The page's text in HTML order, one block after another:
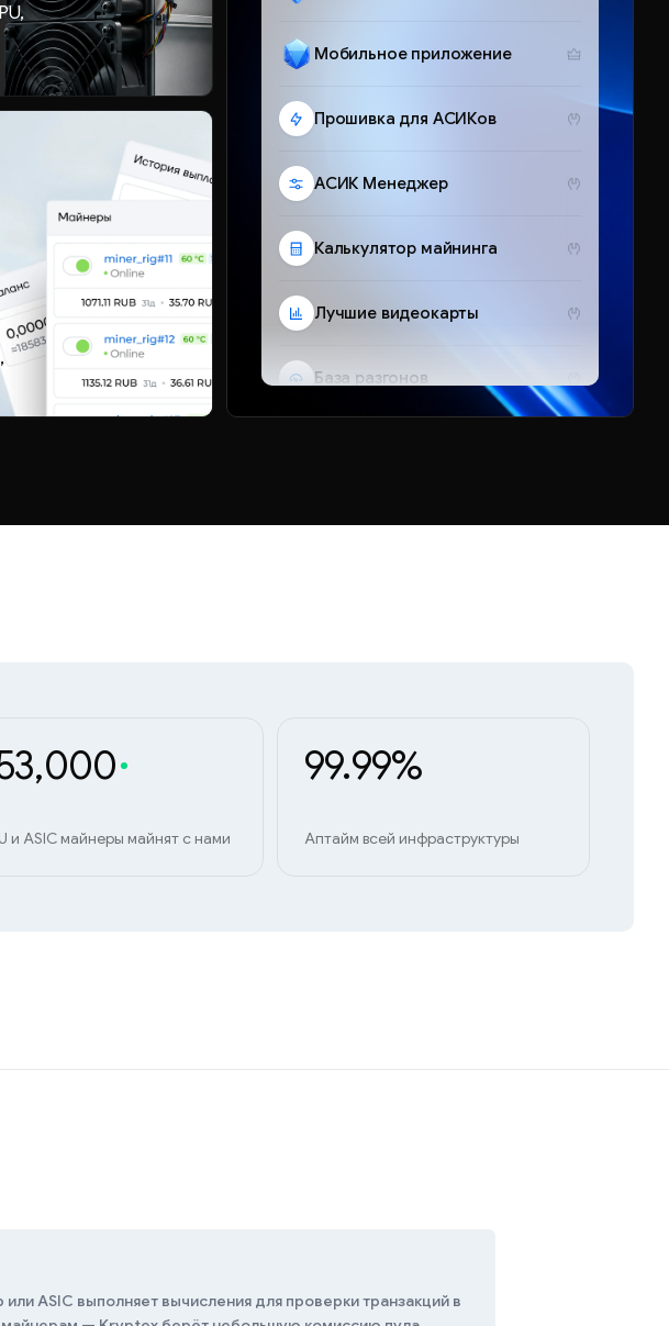
Мобильное приложение
Прошивка для АСИКов
АСИК Менеджер
Калькулятор майнинга
Лучшие видеокарты
База разгонов
и ASIC майнеры майнят с нами
99.99%
Аптайм всей инфраструктуры
ASIC выполняет вычисления для проверки транзакций в